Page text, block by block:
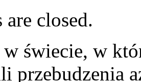
are closed.
świecie, w
przebudzenia